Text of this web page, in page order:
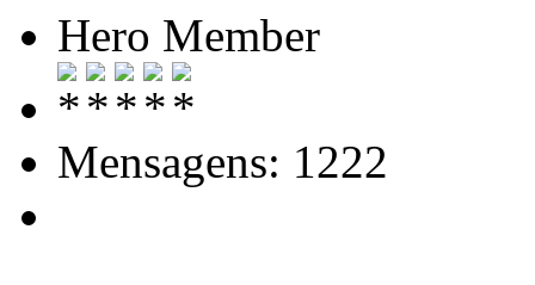
Hero Member
Mensagens: 1222